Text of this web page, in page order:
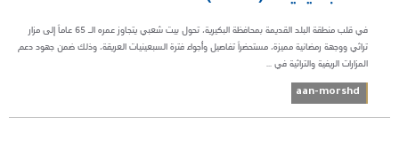
في قلب منطقة البلد القديمة بمحافظة البكيرية، تحول بيت شعبي يتجاوز عمره الـ 65 عاماً إلى مزار
تراثي ووجهة رمضانية مميزة، مستحضراً تفاصيل وأجواء فترة السبعينيات العريقة، وذلك ضمن جهود دعم
المزارات الريفية والتراثية في ...
aan-morshd